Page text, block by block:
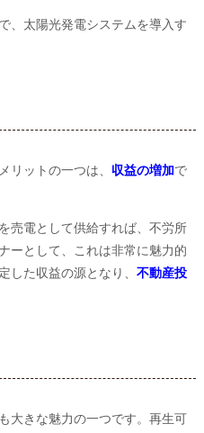
、太陽光発電システムを導入す
リットの一つは、 収益の増加で
売電として供給すれば、不労所
ーとして、これは非常に魅力的
した収益の源となり、 不動産投
大きな魅力の一つです。再生可